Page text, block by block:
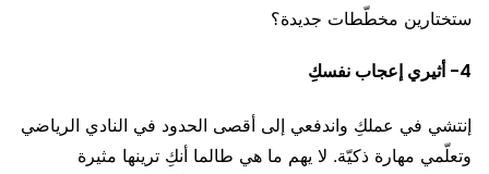
ستختارين مخطّطات جديدة؟
4- أثيري إعجاب نفسكِ
إنتشي في عملكِ واندفعي إلى أقصى الحدود في النادي الرياضي
وتعلّمي مهارة ذكيّة. لا يهم ما هي طالما أنكِ ترينها مثيرة